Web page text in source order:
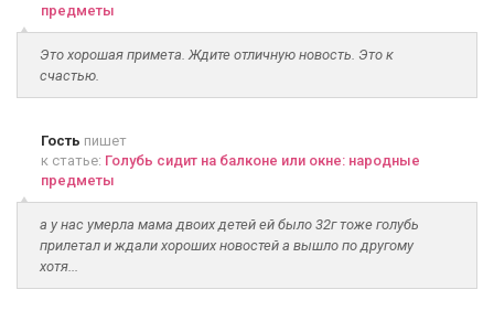
предметы
Это хорошая примета. Ждите отличную новость. Это к
счастью.
Гость пишет
к статье: Голубь сидит на балконе или окне: народные
предметы
а у нас умерла мама двоих детей ей было 32г тоже голубь
прилетал и ждали хороших новостей а вышло по другому
хотя...